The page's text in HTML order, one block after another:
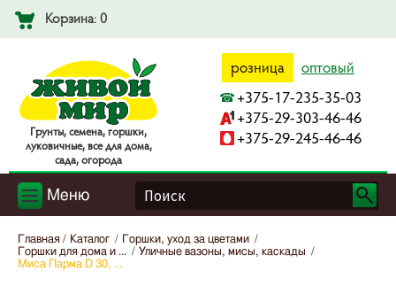
Корзина: 0
Гpyнты, ceмeнa, гopшки,
лyкoвичныe, вce для дoмa,
caдa, oгopoдa
розница оптовый
+375-17-235-35-03
+375-29-303-46-46
+375-29-245-46-46
Меню
Главная Каталог
Горшки, уход за цветами
Горшки для дома и ...
Уличные вазоны, мисы, каскады
Миса Парма D 30, ...